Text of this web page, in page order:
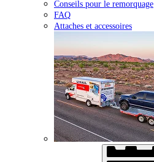
Conseils pour le remorquage
FAQ
Attaches et accessoires